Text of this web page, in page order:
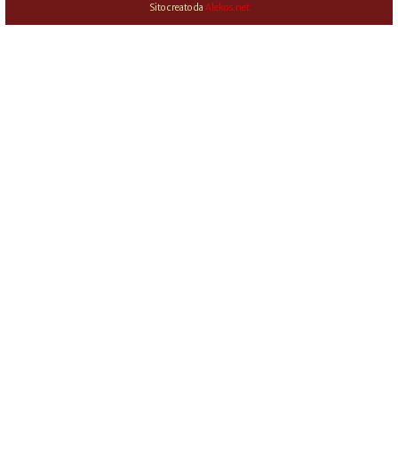
Sito creato da Alekos.net